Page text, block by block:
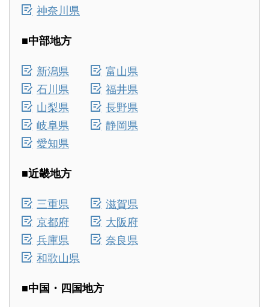
神奈川県
■中部地方
新潟県
富山県
石川県
福井県
山梨県
長野県
岐阜県
静岡県
愛知県
■近畿地方
三重県
滋賀県
京都府
大阪府
兵庫県
奈良県
和歌山県
■中国・四国地方